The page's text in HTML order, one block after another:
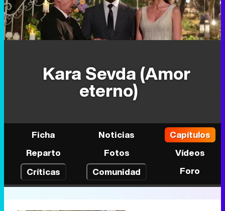
Kara Sevda (Amor
eterno)
Ficha Noticias
Capítulos
Reparto
Fotos
Vídeos
Críticas
Comunidad Foro